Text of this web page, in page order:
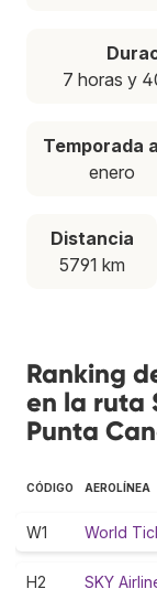
7 horas y
Temporada
enero
Distancia
5791 km
Ranking
en la ruta
Punta
CÓDIGO AEROLÍNEA
W1 World
H2 SKY